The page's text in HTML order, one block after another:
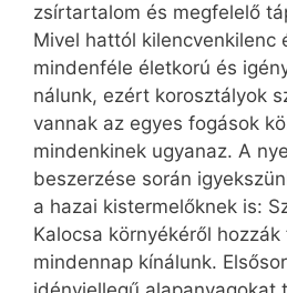
zsírtartalom és megfelelő
Mivel hattól kilencvenkilenc
mindenféle életkorú és
nálunk, ezért korosztályok
vannak az egyes fogások
mindenkinek ugyanaz. A
beszerzése során
a hazai kistermelőknek is:
Kalocsa környékéről
mindennap kínálunk.